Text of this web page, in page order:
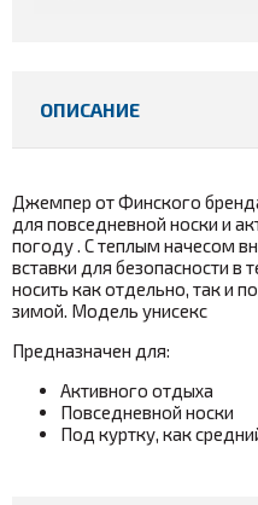
ОПИСАНИЕ
Джемпер от Финского
для повседневной носки и
погоду . С теплым начесом
вставки для безопасности
носить как отдельно, так и
зимой. Модель унисекс
Предназначен для:
Активного отдыха
Повседневной носки
Под куртку, как